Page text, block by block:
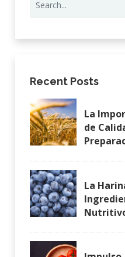
Recent Posts
La
de
La